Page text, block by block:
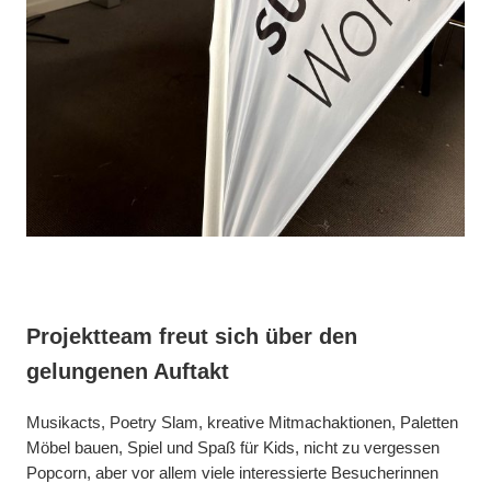
Projektteam freut sich über den
gelungenen Auftakt
Musikacts, Poetry Slam, kreative Mitmachaktionen, Paletten
Möbel bauen, Spiel und Spaß für Kids, nicht zu vergessen
Popcorn, aber vor allem viele interessierte Besucherinnen